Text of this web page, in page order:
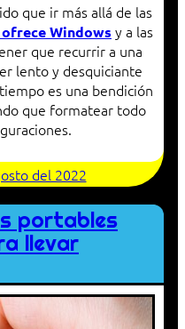
que ir más allá de las
Windows y a las
que recurrir a una
lento y desquiciante
es una bendición
que formatear todo
del 2022
portables
llevar